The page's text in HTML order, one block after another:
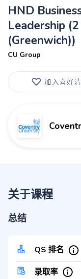
HND
Leadership
(Greenwich))
CU Group
加入喜好
关于课程
总结
QS 排名
录取率